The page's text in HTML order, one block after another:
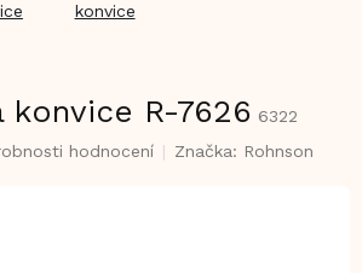
konvice
konvice R-7626 6322
hodnocení Značka: Rohnson